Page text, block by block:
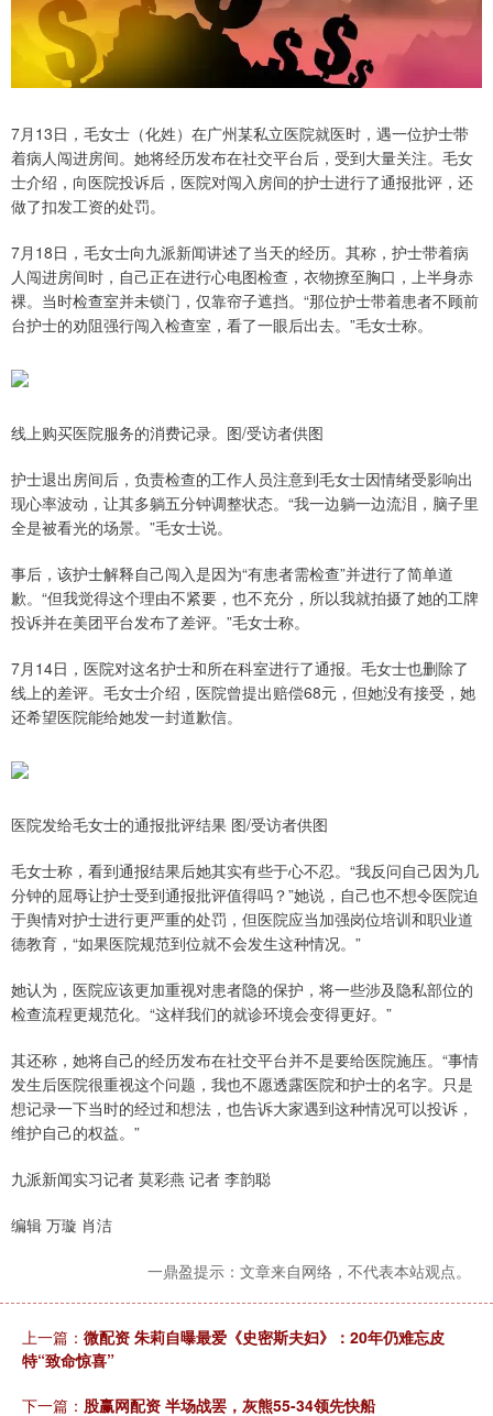
7月13日，毛女士（化姓）在广州某私立医院就医时，遇一位护士带
着病人闯进房间。她将经历发布在社交平台后，受到大量关注。毛女
士介绍，向医院投诉后，医院对闯入房间的护士进行了通报批评，还
做了扣发工资的处罚。
7月18日，毛女士向九派新闻讲述了当天的经历。其称，护士带着病
人闯进房间时，自己正在进行心电图检查，衣物撩至胸口，上半身赤
裸。当时检查室并未锁门，仅靠帘子遮挡。“那位护士带着患者不顾前
台护士的劝阻强行闯入检查室，看了一眼后出去。”毛女士称。
线上购买医院服务的消费记录。图/受访者供图
护士退出房间后，负责检查的工作人员注意到毛女士因情绪受影响出
现心率波动，让其多躺五分钟调整状态。“我一边躺一边流泪，脑子里
全是被看光的场景。”毛女士说。
事后，该护士解释自己闯入是因为“有患者需检查”并进行了简单道
歉。“但我觉得这个理由不紧要，也不充分，所以我就拍摄了她的工牌
投诉并在美团平台发布了差评。”毛女士称。
7月14日，医院对这名护士和所在科室进行了通报。毛女士也删除了
线上的差评。毛女士介绍，医院曾提出赔偿68元，但她没有接受，她
还希望医院能给她发一封道歉信。
医院发给毛女士的通报批评结果 图/受访者供图
毛女士称，看到通报结果后她其实有些于心不忍。“我反问自己因为几
分钟的屈辱让护士受到通报批评值得吗？”她说，自己也不想令医院迫
于舆情对护士进行更严重的处罚，但医院应当加强岗位培训和职业道
德教育，“如果医院规范到位就不会发生这种情况。”
她认为，医院应该更加重视对患者隐的保护，将一些涉及隐私部位的
检查流程更规范化。“这样我们的就诊环境会变得更好。”
其还称，她将自己的经历发布在社交平台并不是要给医院施压。“事情
发生后医院很重视这个问题，我也不愿透露医院和护士的名字。只是
想记录一下当时的经过和想法，也告诉大家遇到这种情况可以投诉，
维护自己的权益。”
九派新闻实习记者 莫彩燕 记者 李韵聪
编辑 万璇 肖洁
一鼎盈提示：文章来自网络，不代表本站观点。
上一篇： 微配资 朱莉自曝最爱《史密斯夫妇》：20年仍难忘皮
特“致命惊喜”
下一篇： 股赢网配资 半场战罢，灰熊55-34领先快船